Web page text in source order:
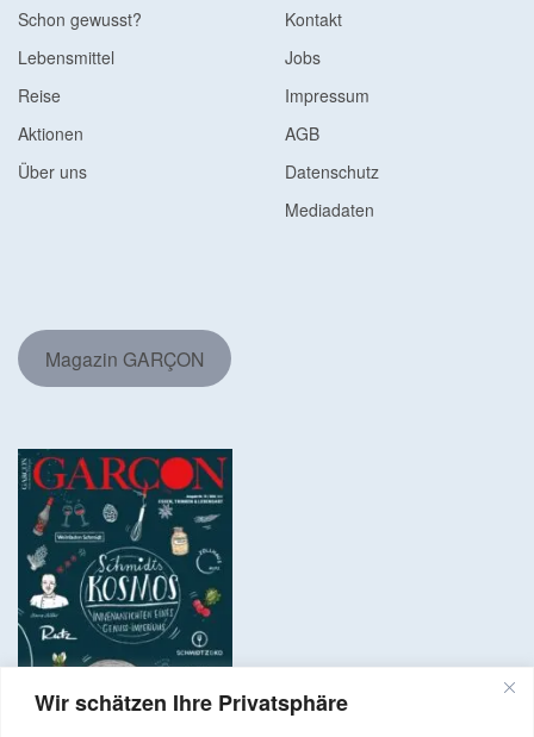
Wir schätzen Ihre Privatsphäre
Schon gewusst?
Lebensmittel
Reise
Aktionen
Über uns
Kontakt
Jobs
Impressum
AGB
Datenschutz
Mediadaten
Magazin GARÇON